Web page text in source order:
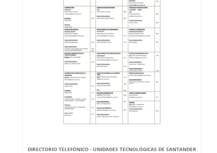
DIRECTORIO TELEFÓNICO - UNIDADES TECNOLÓGICAS DE SANTANDER